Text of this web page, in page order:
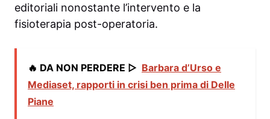
editoriali nonostante l’intervento e la
fisioterapia post-operatoria.
🔥 DA NON PERDERE ▷ Barbara d’Urso e
Mediaset, rapporti in crisi ben prima di Delle
Piane